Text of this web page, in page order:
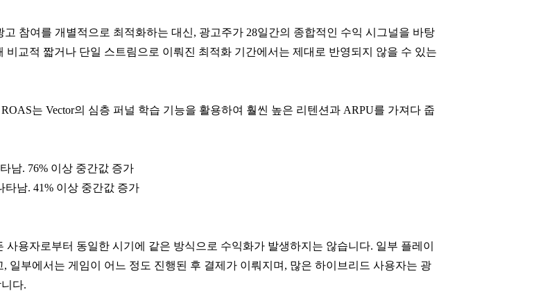
참여를 개별적으로 최적화하는 대신, 광고주가 28일간의 종합적인 수익 시그널을 바탕
비교적 짧거나 단일 스트림으로 이뤄진 최적화 기간에서는 제대로 반영되지 않을 수 있는
는 Vector의 심층 퍼널 학습 기능을 활용하여 훨씬 높은 리텐션과 ARPU를 가져다 줍
남. 76% 이상 중간값 증가
타남. 41% 이상 중간값 증가
용자로부터 동일한 시기에 같은 방식으로 수익화가 발생하지는 않습니다. 일부 플레이
일부에서는 게임이 어느 정도 진행된 후 결제가 이뤄지며, 많은 하이브리드 사용자는 광
다.